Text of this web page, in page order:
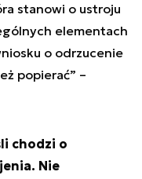
stanowi o ustroju
elementach
o odrzucenie
popierać” –
chodzi o
Nie